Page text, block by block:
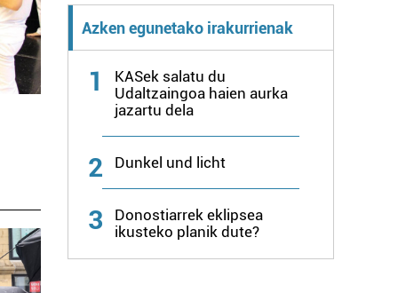
Azken egunetako irakurrienak
1
KASek salatu du
Udaltzaingoa haien aurka
jazartu dela
2 Dunkel und licht
3
Donostiarrek eklipsea
ikusteko planik dute?